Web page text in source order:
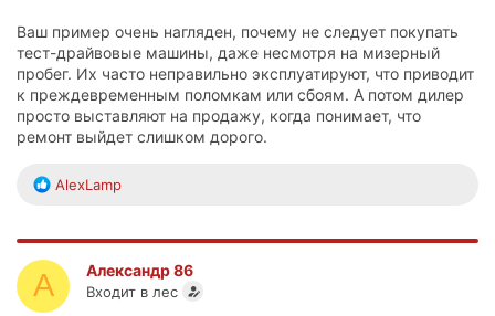
Ваш пример очень нагляден, почему не следует покупать
тест-драйвовые машины, даже несмотря на мизерный
пробег. Их часто неправильно эксплуатируют, что приводит
к преждевременным поломкам или сбоям. А потом дилер
просто выставляют на продажу, когда понимает, что
ремонт выйдет слишком дорого.
Р
к
ц
и
AlexLamp
А Александр 86
Входит в лес